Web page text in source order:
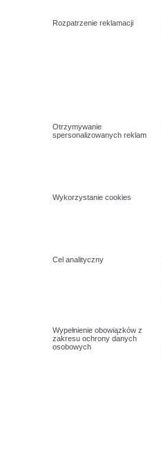
Rozpatrzenie reklamacji
Otrzymywanie
spersonalizowanych reklam
Wykorzystanie cookies
Cel analityczny
Wypełnienie obowiązków z
zakresu ochrony danych
osobowych